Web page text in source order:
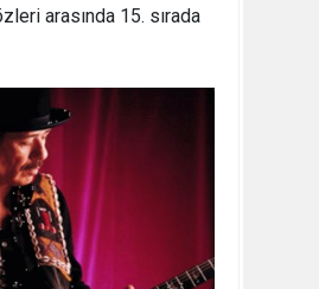
arasında 15. sırada